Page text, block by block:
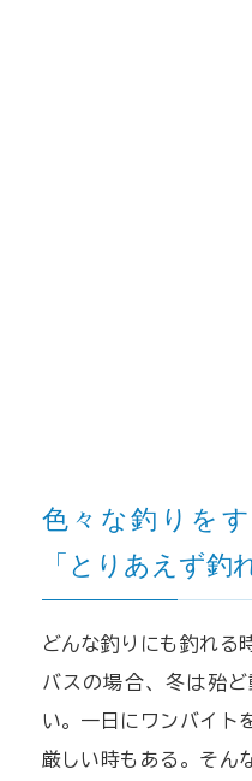
色々な釣りを
「とりあえず釣
どんな釣りにも釣れる
バスの場合、冬は殆
い。一日にワンバイト
厳しい時もある。そん